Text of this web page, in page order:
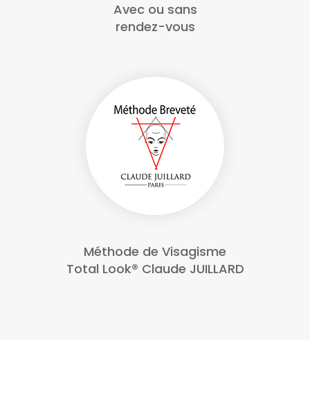
Avec ou sans
rendez-vous
Méthode de Visagisme
Total Look® Claude JUILLARD